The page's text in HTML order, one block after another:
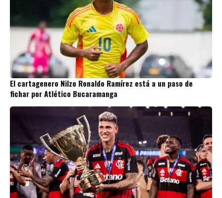
El cartagenero Nilzo Ronaldo Ramírez está a un paso de
fichar por Atlético Bucaramanga